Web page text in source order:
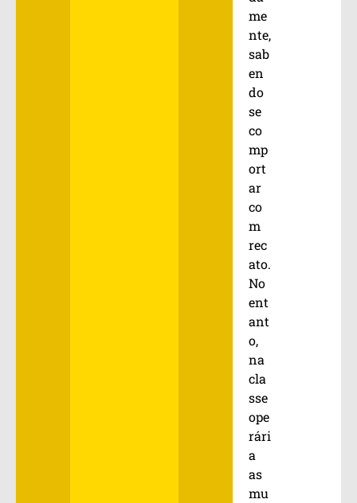
me
nte,
sab
en
do
se
co
mp
ort
ar
co
m
rec
ato.
No
ent
ant
o,
na
cla
sse
ope
rári
a
as
mu